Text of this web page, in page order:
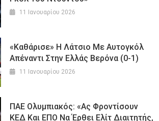
11 Ιανουαρίου 2026
«Καθάρισε» Η Λάτσιο Με Αυτογκόλ
Απέναντι Στην Ελλάς Βερόνα (0-1)
11 Ιανουαρίου 2026
ΠΑΕ Ολυμπιακός: «Ας Φροντίσουν
ΚΕΔ Και ΕΠΟ Να Έρθει Ελίτ Διαιτητής,